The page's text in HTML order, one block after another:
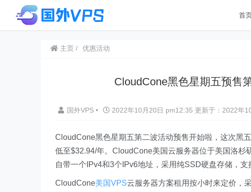
首
主页 优惠活动
CloudCone黑色星期五预售
国外VPS • 2022年10月20日 pm12:35 更新于：2022年
CloudCone黑色星期五第二波活动预售开始啦，这次黑
低至$32.94/年。CloudCone美国云服务器位于美国洛杉
自带一个IPv4和3个IPv6地址，采用纯SSD硬盘存储，支
CloudCone美国VPS云服务器方案租用按小时来定价，